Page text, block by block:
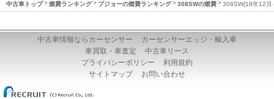
中古車トップ 燃費ランキング プジョーの燃費ランキング 308SWの燃費 308SW(18年12月
中古車情報ならカーセンサー
カーセンサーエッジ・輸入車
車買取・車査定
中古車リース
プライバシーポリシー
利用規約
サイトマップ
お問い合わせ